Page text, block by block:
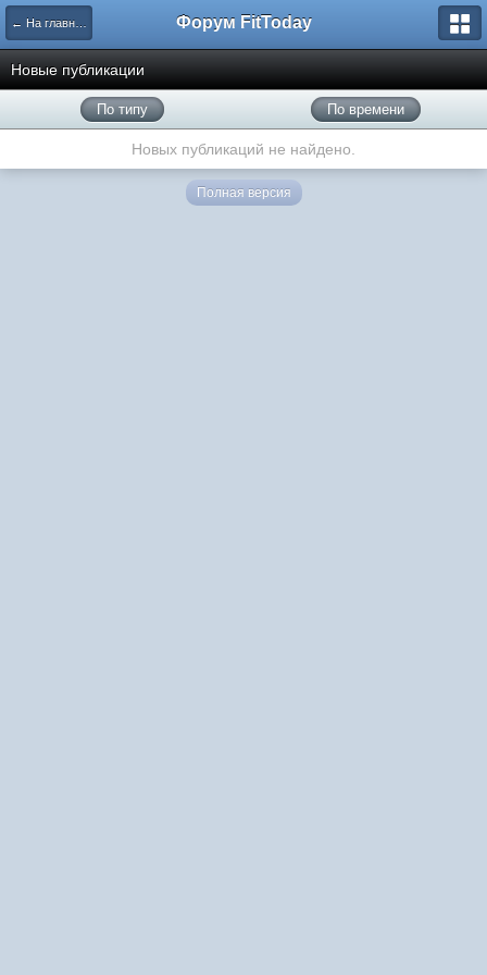
← На главную Форум FitToday
Новые публикации
По типу По времени
Новых публикаций не найдено.
Полная версия